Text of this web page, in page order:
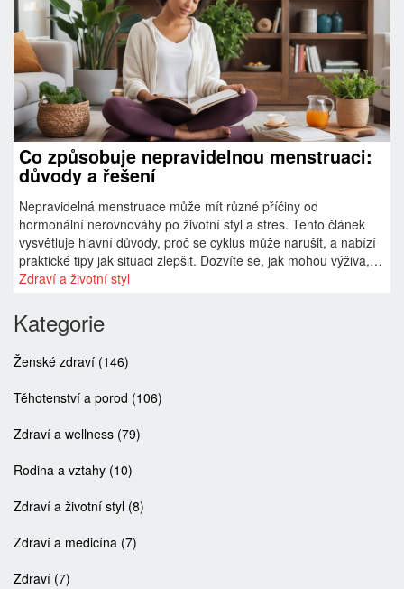
Co způsobuje nepravidelnou menstruaci:
důvody a řešení
Nepravidelná menstruace může mít různé příčiny od
hormonální nerovnováhy po životní styl a stres. Tento článek
vysvětluje hlavní důvody, proč se cyklus může narušit, a nabízí
praktické tipy jak situaci zlepšit. Dozvíte se, jak mohou výživa,
cvičení a jiné faktory ovlivnit váš menstruační cyklus.
Zdraví a životní styl
Kategorie
Ženské zdraví (146)
Těhotenství a porod (106)
Zdraví a wellness (79)
Rodina a vztahy (10)
Zdraví a životní styl (8)
Zdraví a medicína (7)
Zdraví (7)